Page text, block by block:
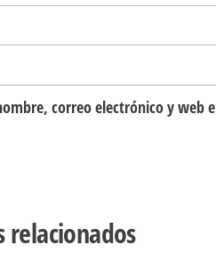
correo electrónico y web
relacionados